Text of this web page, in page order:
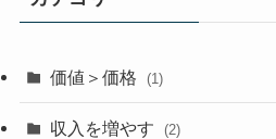
価値＞価格 (1)
収入を増やす (2)